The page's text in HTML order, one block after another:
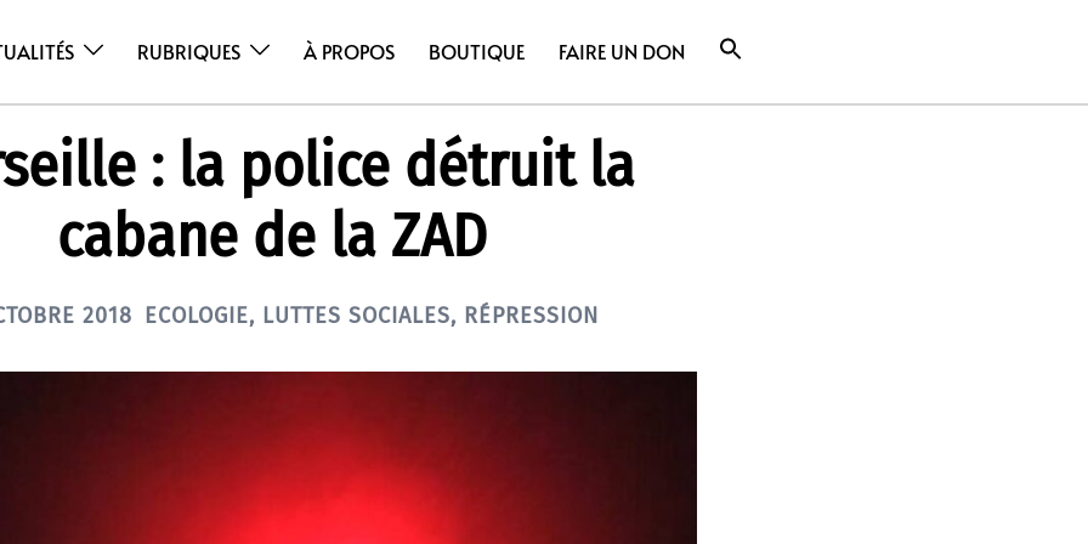
RUBRIQUES À PROPOS BOUTIQUE FAIRE UN DON
: la police détruit la
cabane de la ZAD
2018 ECOLOGIE, LUTTES SOCIALES, RÉPRESSION